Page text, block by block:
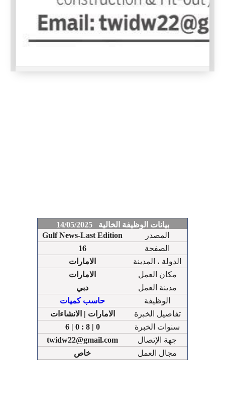
بيانات الوظيفة الخالية 14/05/2025
Gulf News-Last Edition
المصدر
16
الصفحة
الامارات
الدولة ، المدينة
الامارات
مكان العمل
دبي
مدينة العمل
حاسب كميات
الوظيفة
الامارات | الانشاءات
تفاصيل الخبرة
6 | 0 : 8 | 0
سنوات الخبرة
twidw22@gmail.com
جهة الإتصال
خاص
مجال العمل